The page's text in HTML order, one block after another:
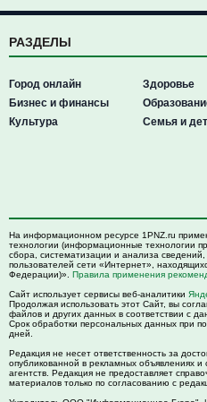
РАЗДЕЛЫ
Город онлайн
Бизнес и финансы
Культура
Здоровье
Семья и
На информационном ресурсе 1PNZ.ru
технологии (информационные технологии
сбора, систематизации и анализа
пользователей сети «Интернет»,
Федерации)». Правила применения
Сайт использует сервисы веб-аналитики
Продолжая использовать этот Сайт, вы
файлов и других данных в соответствии с
Срок обработки персональных данных при
дней.
Редакция не несет ответственность за
опубликованной в рекламных объявлениях
агентств. Редакция не предоставляет
материалов только по согласованию с